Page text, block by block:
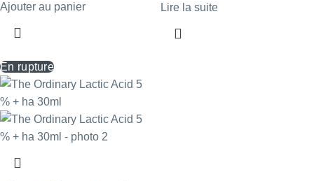
Ajouter au panier Lire la suite
En rupture